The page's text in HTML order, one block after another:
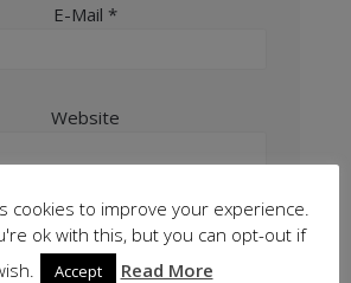
E-Mail *
Website
cookies to improve your experience.
ok with this, but you can opt-out if
Accept Read More